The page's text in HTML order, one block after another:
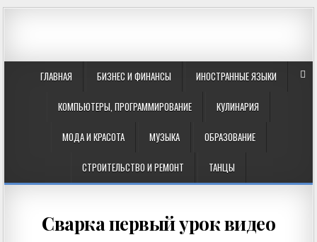
ГЛАВНАЯ БИЗНЕС И ФИНАНСЫ ИНОСТРАННЫЕ ЯЗЫКИ
КОМПЬЮТЕРЫ, ПРОГРАММИРОВАНИЕ КУЛИНАРИЯ
МОДА И КРАСОТА МУЗЫКА ОБРАЗОВАНИЕ
СТРОИТЕЛЬСТВО И РЕМОНТ ТАНЦЫ
Сварка первый урок видео